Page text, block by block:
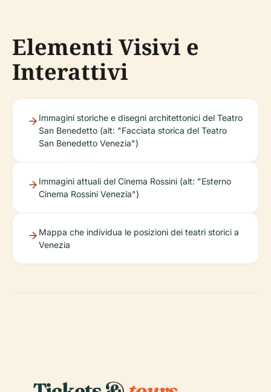
Elementi Visivi e
Interattivi
Immagini storiche e disegni architettonici del Teatro
San Benedetto (alt: "Facciata storica del Teatro
San Benedetto Venezia")
Immagini attuali del Cinema Rossini (alt: "Esterno
Cinema Rossini Venezia")
Mappa che individua le posizioni dei teatri storici a
Venezia